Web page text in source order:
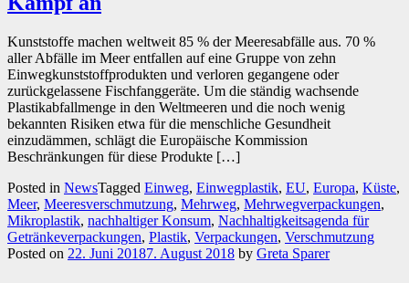
Kunststoffe machen weltweit 85 % der Meeresabfälle aus. 70 %
aller Abfälle im Meer entfallen auf eine Gruppe von zehn
Einwegkunststoffprodukten und verloren gegangene oder
zurückgelassene Fischfanggeräte. Um die ständig wachsende
Plastikabfallmenge in den Weltmeeren und die noch wenig
bekannten Risiken etwa für die menschliche Gesundheit
einzudämmen, schlägt die Europäische Kommission
Beschränkungen für diese Produkte […]
Posted in NewsTagged Einweg, Einwegplastik, EU, Europa, Küste,
Meer, Meeresverschmutzung, Mehrweg, Mehrwegverpackungen,
Mikroplastik, nachhaltiger Konsum, Nachhaltigkeitsagenda für
Getränkeverpackungen, Plastik, Verpackungen, Verschmutzung
Posted on 22. Juni 20187. August 2018 by Greta Sparer